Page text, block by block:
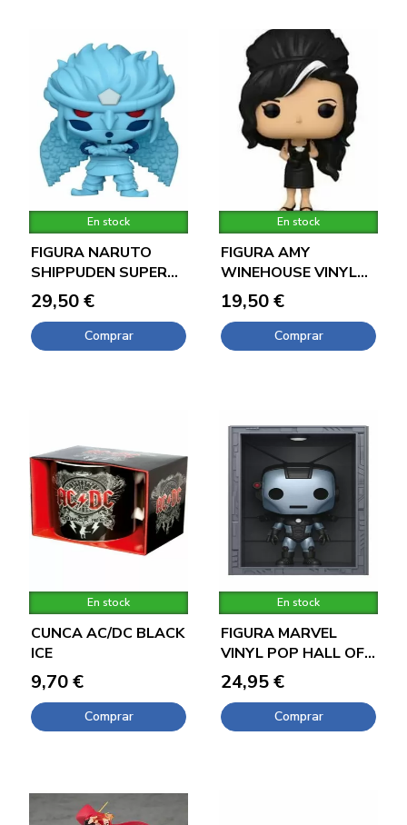
En stock
FIGURA NARUTO
SHIPPUDEN SUPER
SIZED VINYL POP
KAKASHI 15CM
29,50 €
Comprar
En stock
FIGURA AMY
WINEHOUSE VINYL
POP 9CM
19,50 €
Comprar
En stock
CUNCA AC/DC BLACK
ICE
9,70 €
Comprar
En stock
FIGURA MARVEL
VINYL POP HALL OF
ARMOR IRON MAN
MODEL 11 9CM
24,95 €
Comprar